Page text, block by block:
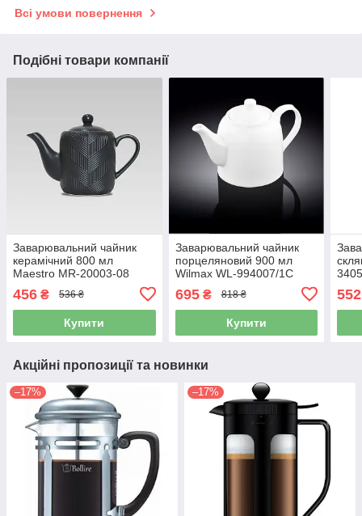
Всі умови повернення
Подібні товари компанії
Заварювальний чайник
керамічний 800 мл
Maestro MR-20003-08
Geometry Black заварник
для чаю та трав
456 ₴ 536 ₴
Купити
Заварювальний чайник
порцеляновий 900 мл
Wilmax WL-994007/1C
заварник для чаю та трав
695₴ 818 ₴
Купити
552
Акційні пропозиції та новинки
–17% –17%